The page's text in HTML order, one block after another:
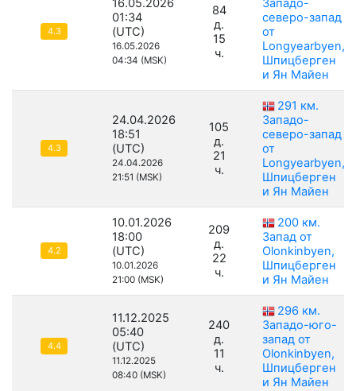
4.3
16.05.2026
01:34
(UTC)
16.05.2026
04:34 (MSK)
84
д.
15
ч.
Западо-
северо-запад
от
Longyearbyen,
Шпицберген
и Ян Майен
4.3
24.04.2026
18:51
(UTC)
24.04.2026
21:51 (MSK)
105
д.
21
ч.
291 км.
Западо-
северо-запад
от
Longyearbyen,
Шпицберген
и Ян Майен
4.2
10.01.2026
18:00
(UTC)
10.01.2026
21:00 (MSK)
209
д.
22
ч.
200 км.
Запад от
Olonkinbyen,
Шпицберген
и Ян Майен
4.4
11.12.2025
05:40
(UTC)
11.12.2025
08:40 (MSK)
240
д.
11
ч.
296 км.
Западо-юго-
запад от
Olonkinbyen,
Шпицберген
и Ян Майен